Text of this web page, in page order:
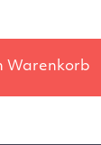
Warenkorb